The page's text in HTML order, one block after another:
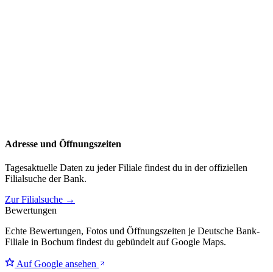
Adresse und Öffnungszeiten
Tagesaktuelle Daten zu jeder Filiale findest du in der offiziellen
Filialsuche der Bank.
Zur Filialsuche →
Bewertungen
Echte Bewertungen, Fotos und Öffnungszeiten je Deutsche Bank-
Filiale in Bochum findest du gebündelt auf Google Maps.
Auf Google ansehen